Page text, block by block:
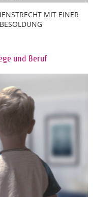
MIT EINER
und Beruf